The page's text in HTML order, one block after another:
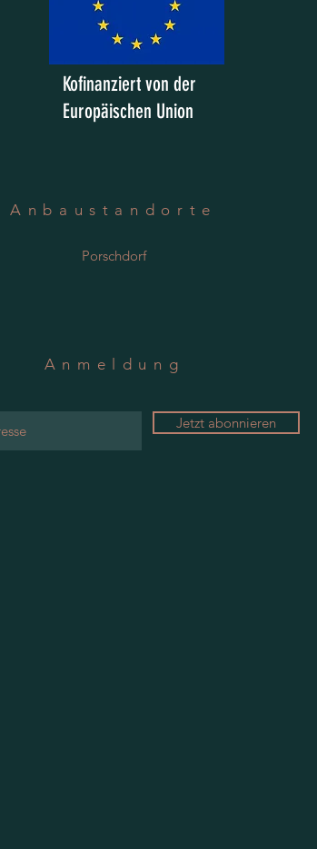
Kofinanziert von der
Europäischen Union
Anbaustandorte
Porschdorf
Anmeldung
Jetzt abonnieren